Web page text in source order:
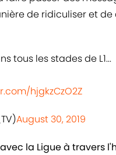
de ridiculiser et
tous les stades de L1...
hjgkzCzO2Z
August 30, 2019
la Ligue à travers